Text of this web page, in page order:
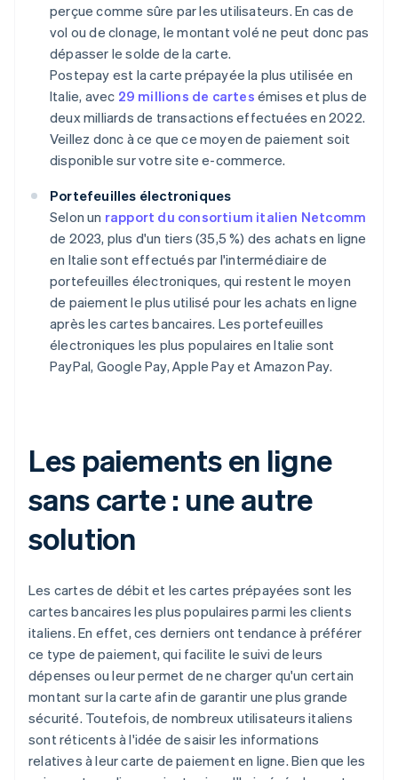
perçue comme sûre par les utilisateurs. En cas de
vol ou de clonage, le montant volé ne peut donc pas
dépasser le solde de la carte.
Postepay est la carte prépayée la plus utilisée en
Italie, avec 29 millions de cartes émises et plus de
deux milliards de transactions effectuées en 2022.
Veillez donc à ce que ce moyen de paiement soit
disponible sur votre site e-commerce.
Portefeuilles électroniques
Selon un rapport du consortium italien Netcomm
de 2023, plus d'un tiers (35,5 %) des achats en ligne
en Italie sont effectués par l'intermédiaire de
portefeuilles électroniques, qui restent le moyen
de paiement le plus utilisé pour les achats en ligne
après les cartes bancaires. Les portefeuilles
électroniques les plus populaires en Italie sont
PayPal, Google Pay, Apple Pay et Amazon Pay.
Les paiements en ligne
sans carte : une autre
solution
Les cartes de débit et les cartes prépayées sont les
cartes bancaires les plus populaires parmi les clients
italiens. En effet, ces derniers ont tendance à préférer
ce type de paiement, qui facilite le suivi de leurs
dépenses ou leur permet de ne charger qu'un certain
montant sur la carte afin de garantir une plus grande
sécurité. Toutefois, de nombreux utilisateurs italiens
sont réticents à l'idée de saisir les informations
relatives à leur carte de paiement en ligne. Bien que les